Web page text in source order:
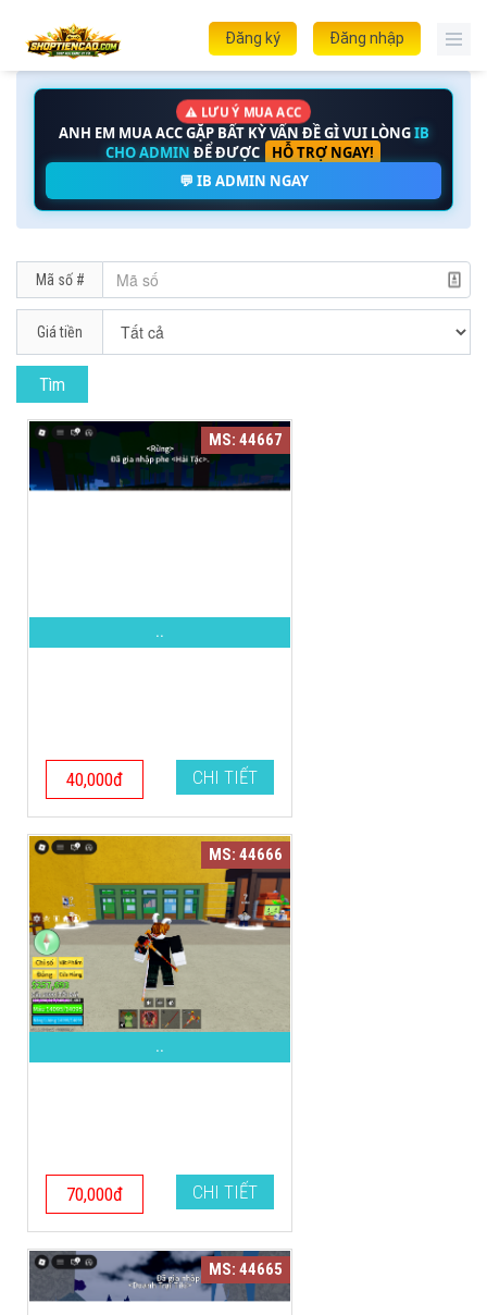
Đăng nhập
Đăng ký
⚠️ LƯU Ý MUA ACC
ANH EM MUA ACC GẶP BẤT KỲ VẤN ĐỀ GÌ VUI LÒNGIB
CHO ADMIN ĐỂ ĐƯỢC
HỖ TRỢ NGAY!
💬 IB ADMIN NGAY
Mã số #
Giá tiền
MS: 44667
..
40,000đ CHI TIẾT
MS: 44666
..
70,000đ CHI TIẾT
MS: 44665